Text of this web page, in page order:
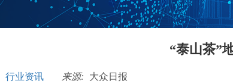
“泰山茶”
行业资讯 来源: 大众日报